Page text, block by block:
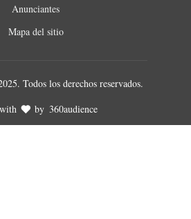
Anunciantes
Mapa del sitio
Todos los derechos reservados.
by 360audience